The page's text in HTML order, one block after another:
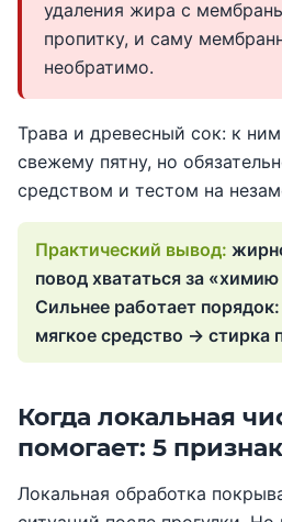
удаления жира с
пропитку, и саму
необратимо.
Трава и древесный сок: к
свежему пятну, но
средством и тестом на
повод хвататься за
Сильнее работает
мягкое средство → стирка
Когда локальная
помогает: 5
Локальная обработка